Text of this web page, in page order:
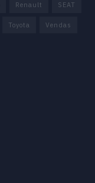
Renault SEAT
Toyota Vendas